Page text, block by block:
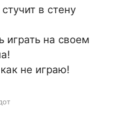
в стену
играть на своем
не играю!